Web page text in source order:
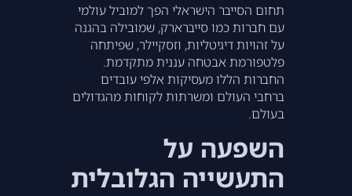
תחום הסייבר הישראלי הפך למוביל עולמי
עם חברות כמו סייברארק, שמובילה בהגנה
על זהויות דיגיטליות, וזסקיילר, שפיתחה
פלטפורמת אבטחה עננית מתקדמת.
החברות הללו מעסיקות אלפי עובדים
ברחבי העולם ומשרתות לקוחות מהגדולים
בעולם.
השפעה על
התעשייה הגלובלית